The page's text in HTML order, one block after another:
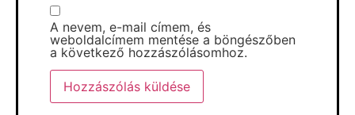
A nevem, e-mail címem, és
weboldalcímem mentése a böngészőben
a következő hozzászólásomhoz.